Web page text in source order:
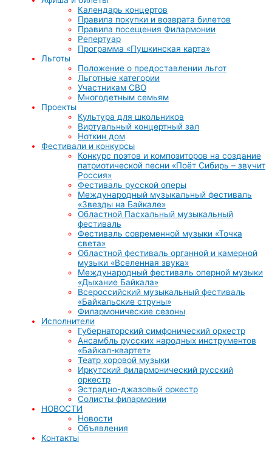
Календарь концертов
Правила покупки и возврата билетов
Правила посещения Филармонии
Репертуар
Программа «Пушкинская карта»
Льготы
Положение о предоставлении льгот
Льготные категории
Участникам СВО
Многодетным семьям
Проекты
Культура для школьников
Виртуальный концертный зал
Ноткин дом
Фестивали и конкурсы
Конкурс поэтов и композиторов на создание
патриотической песни «Поёт Сибирь – звучит
Россия»
Фестиваль русской оперы
Международный музыкальный фестиваль
«Звезды на Байкале»
Областной Пасхальный музыкальный
фестиваль
Фестиваль современной музыки «Точка
света»
Областной фестиваль органной и камерной
музыки «Вселенная звука»
Международный фестиваль оперной музыки
«Дыхание Байкала»
Всероссийский музыкальный фестиваль
«Байкальские струны»
Филармонические сезоны
Исполнители
Губернаторский симфонический оркестр
Ансамбль русских народных инструментов
«Байкал-квартет»
Театр хоровой музыки
Иркутский филармонический русский
оркестр
Эстрадно-джазовый оркестр
Солисты филармонии
НОВОСТИ
Новости
Объявления
Контакты